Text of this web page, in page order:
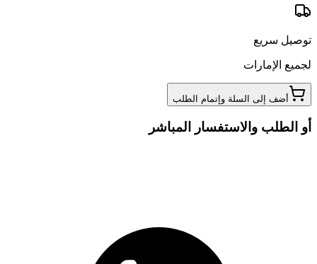
توصيل سريع
لجميع الإمارات
أضف إلى السلة وإتمام الطلب
أو الطلب والاستفسار المباشر